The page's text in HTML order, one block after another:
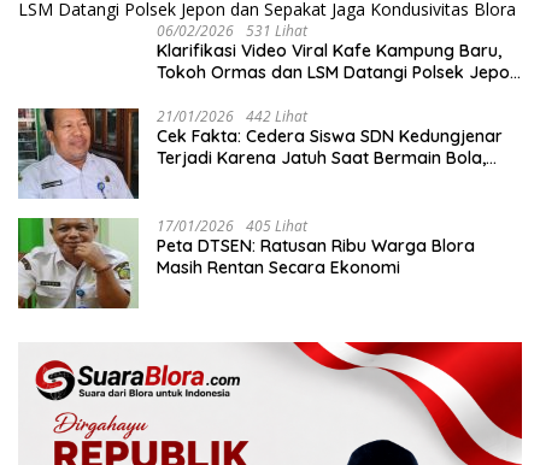
06/02/2026 531 Lihat
‎Klarifikasi Video Viral Kafe Kampung Baru,
Tokoh Ormas dan LSM Datangi Polsek Jepon
21/01/2026 442 Lihat
Cek Fakta: Cedera Siswa SDN Kedungjenar
Terjadi Karena Jatuh Saat Bermain Bola,
17/01/2026 405 Lihat
‎Peta DTSEN: Ratusan Ribu Warga Blora
Masih Rentan Secara Ekonomi